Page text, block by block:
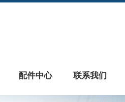
配件中心 联系我们